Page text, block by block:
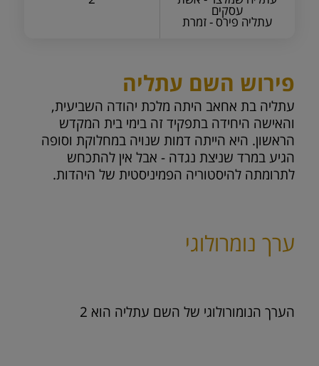
עסקים
עתליה פירס - זמרת
פירוש השם עתליה
עתליה בת אחאב היתה מלכת יהודה השביעית,
והאישה היחידה בתפקיד זה בימי בית המקדש
הראשון. היא הייתה דמות שנויה במחלוקת וסופה
הגיע במרד שניצת נגדה - אבל אין להתכחש
לתרומתה להיסטוריה הפמיניסטית של היהדות.
ערך נומרולוגי
הערך הנומורולוגי של השם עתליה הוא 2